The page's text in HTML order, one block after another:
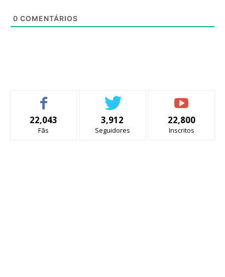
0 COMENTÁRIOS
22,043
Fãs
3,912
Seguidores
22,800
Inscritos